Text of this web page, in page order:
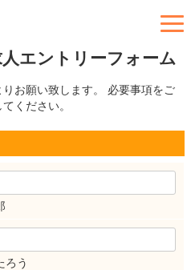
エントリーフォーム
お願い致します。 必要事項をご
てください。
ろう